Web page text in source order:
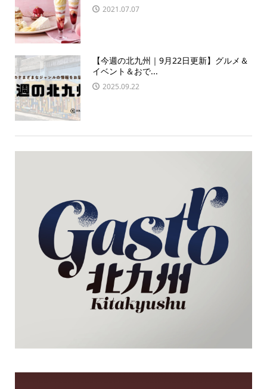
2021.07.07
【今週の北九州｜9月22日更新】グルメ＆
イベント＆おで...
2025.09.22